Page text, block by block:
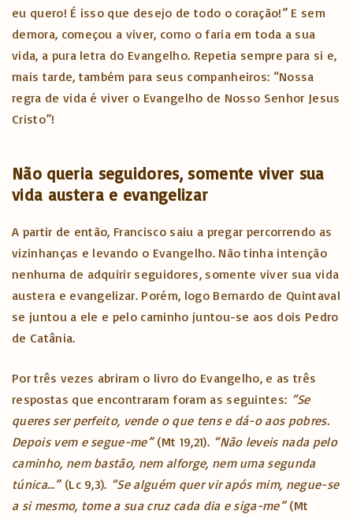
eu quero! É isso que desejo de todo o coração!” E sem
demora, começou a viver, como o faria em toda a sua
vida, a pura letra do Evangelho. Repetia sempre para si e,
mais tarde, também para seus companheiros: “Nossa
regra de vida é viver o Evangelho de Nosso Senhor Jesus
Cristo”!
Não queria seguidores, somente viver sua
vida austera e evangelizar
A partir de então, Francisco saiu a pregar percorrendo as
vizinhanças e levando o Evangelho. Não tinha intenção
nenhuma de adquirir seguidores, somente viver sua vida
austera e evangelizar. Porém, logo Bernardo de Quintaval
se juntou a ele e pelo caminho juntou-se aos dois Pedro
de Catânia.
Por três vezes abriram o livro do Evangelho, e as três
respostas que encontraram foram as seguintes: “Se
queres ser perfeito, vende o que tens e dá-o aos pobres.
Depois vem e segue-me”(Mt 19,21). “Não leveis nada pelo
caminho, nem bastão, nem alforge, nem uma segunda
túnica…”(Lc 9,3). “Se alguém quer vir após mim, negue-se
a si mesmo, tome a sua cruz cada dia e siga-me”(Mt